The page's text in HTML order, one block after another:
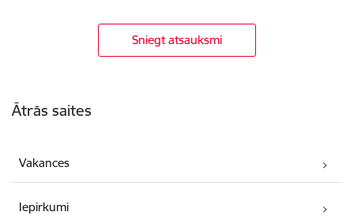
Sniegt atsauksmi
Ātrās saites
Vakances
Iepirkumi